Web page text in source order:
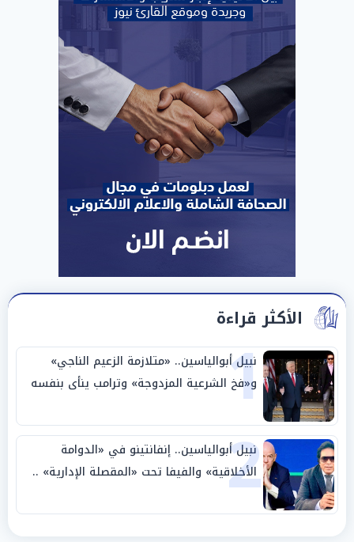
الأكثر قراءة
1
نبيل أبوالياسين.. «متلازمة الزعيم الناجي»
و«فخ الشرعية المزدوجة» وترامب ينأى بنفسه
وحليفه في «ميتم استراتيجي»
2
نبيل أبوالياسين.. إنفانتينو في «الدوامة
الأخلاقية» والفيفا تحت «المقصلة الإدارية» ..
«عبادة العرش وجنازة المصداقية»